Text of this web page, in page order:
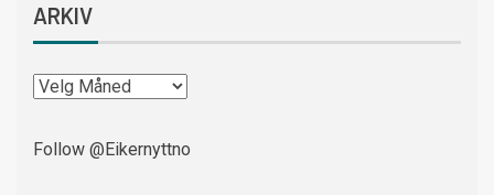
ARKIV
Follow @Eikernyttno